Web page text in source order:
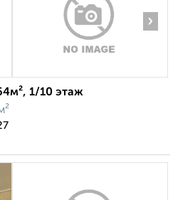
›
1/10 этаж